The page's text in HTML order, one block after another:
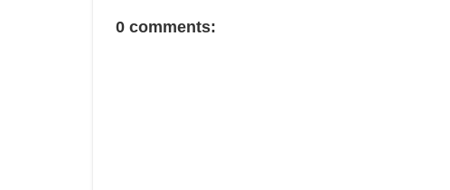
0 comments: